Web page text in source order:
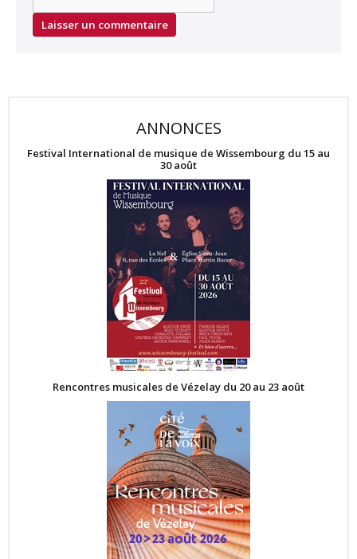
ANNONCES
Festival International de musique de Wissembourg du 15 au
30 août
Rencontres musicales de Vézelay du 20 au 23 août